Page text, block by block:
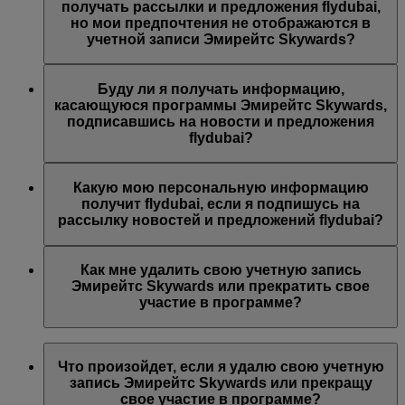
предложений Эмирейтс, Эмирейтс Skywards и/или
flydubai. Ваши предпочтения были изменены согласно
вашему выбору.
получать рассылки и предложения flydubai,
но мои предпочтения не отображаются в
учетной записи Эмирейтс Skywards?
связан с несколькими номерами участников программы
Эмирейтс Skywards или указанное вами имя не
совпадает с именем в вашей учетной записи Эмирейтс
Skywards. Войдите в учетную запись Эмирейтс
Личные предпочтения
Буду ли я получать информацию,
касающуюся программы Эмирейтс Skywards,
подписавшись на новости и предложения
flydubai?
компании flydubai, включая промоакции flydubai и
flydubai Holidays.
Какую мою персональную информацию
получит flydubai, если я подпишусь на
рассылку новостей и предложений flydubai?
электронной почты, на который будут приходить
письма. flydubai несет ответственность за обработку
вашей личной информации согласнополитике
Как мне удалить свою учетную запись
Эмирейтс Skywards или прекратить свое
участие в программе?
Skywards или прекратить свое участие в программе в
любой момент.
Что произойдет, если я удалю свою учетную
запись Эмирейтс Skywards или прекращу
свое участие в программе?